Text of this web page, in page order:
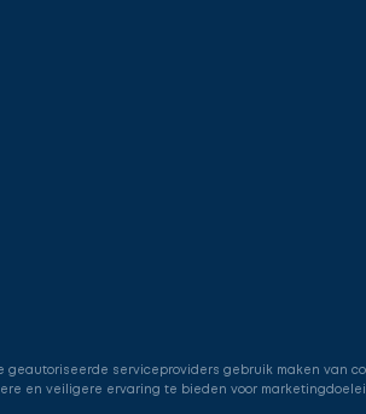
serviceproviders gebruik maken van
en veiligere ervaring te bieden voor